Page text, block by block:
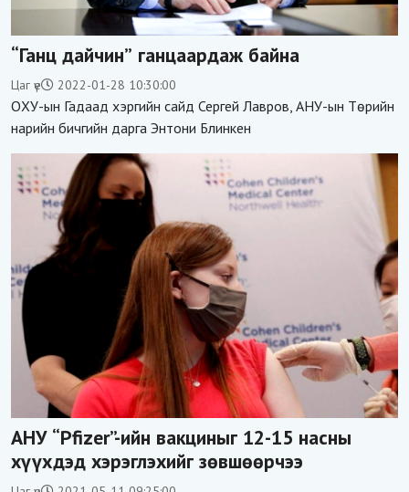
“Ганц дайчин” ганцаардаж байна
Цаг үе 2022-01-28 10:30:00
ОХУ-ын Гадаад хэргийн сайд Сергей Лавров, АНУ-ын Төрийн
нарийн бичгийн дарга Энтони Блинкен
АНУ “Pfizer”-ийн вакциныг 12-15 насны
хүүхдэд хэрэглэхийг зөвшөөрчээ